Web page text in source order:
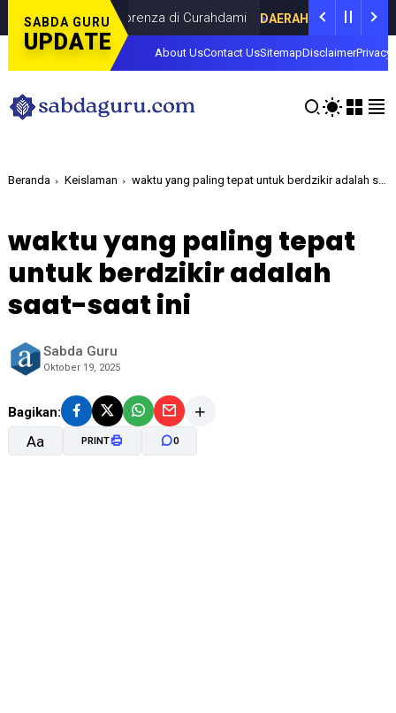
SABDA GURU
UPDATE
Dina Lorenza di Curahdami DAERAH JULY 20, 2026
About UsContact UsSitemapDisclaimerPrivacy
Beranda Keislaman waktu yang paling tepat untuk berdzikir adalah saat-saat ini
waktu yang paling tepat
untuk berdzikir adalah
saat-saat ini
Sabda Guru
Oktober 19, 2025
Bagikan:
Aa PRINT 0